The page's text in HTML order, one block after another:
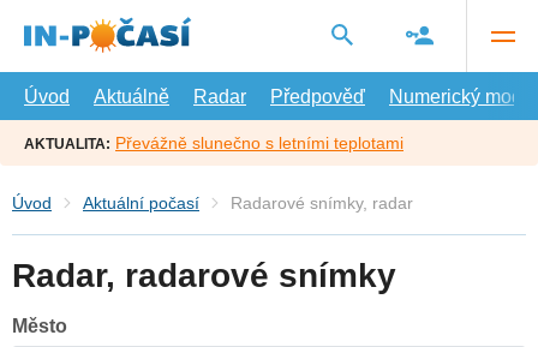
hlavní
Úvod
Aktuálně Radar Předpověď Numerický model
AKTUALITA: Převážně slunečno s letními teplotami
Úvod Aktuální počasí Radarové snímky, radar
Radar, radarové snímky
Město